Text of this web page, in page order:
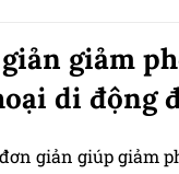
giảm
di động
giản giúp giảm